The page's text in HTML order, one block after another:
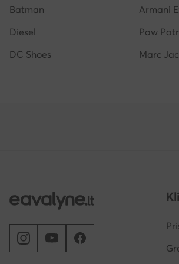
Batman
Armani
Diesel
Paw
DC Shoes
Marc